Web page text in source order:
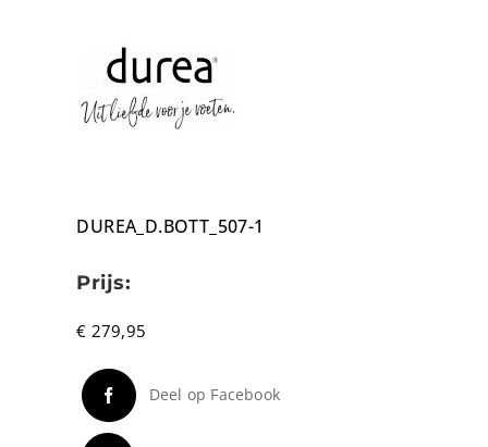
DUREA_D.BOTT_507-1
Prijs:
€ 279,95
Deel op Facebook